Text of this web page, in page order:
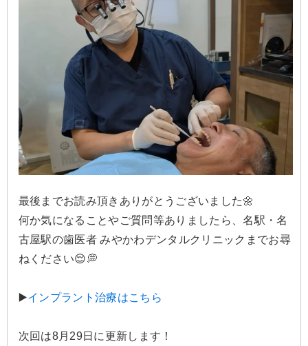
最後までお読み頂きありがとうございました🌼
何か気になることやご質問等ありましたら、名駅・名
古屋駅の歯医者 みやかわデンタルクリニックまでお尋
ねください😌💭
▶️インプラント治療はこちら
次回は8月29日に更新します！